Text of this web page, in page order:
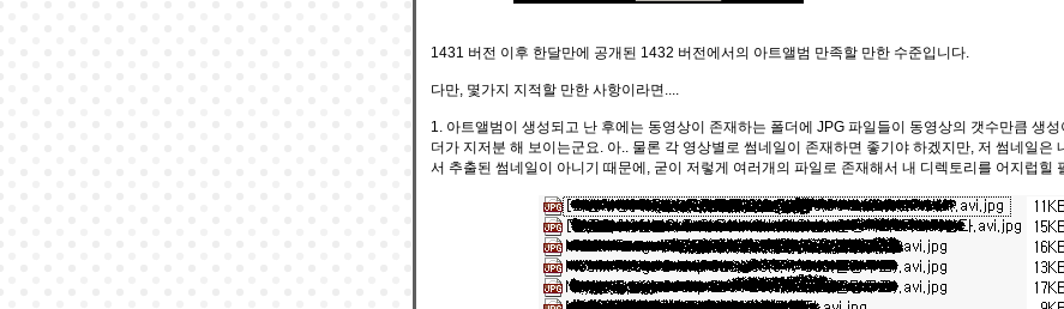
1431 버전 이후 한달만에 공개된 1432 버전에서의 아트앨범 만족할 만한 수준입니다.
다만, 몇가지 지적할 만한 사항이라면....
1. 아트앨범이 생성되고 난 후에는 동영상이 존재하는 폴더에 JPG 파일들이 동영상의 갯수만큼 생
더가 지저분 해 보이는군요. 아.. 물론 각 영상별로 썸네일이 존재하면 좋기야 하겠지만, 저 썸네일은
서 추출된 썸네일이 아니기 때문에, 굳이 저렇게 여러개의 파일로 존재해서 내 디렉토리를 어지럽힐